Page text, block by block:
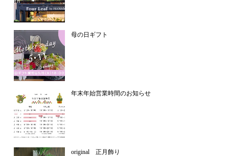
母の日ギフト
年末年始営業時間のお知らせ
original 正月飾り